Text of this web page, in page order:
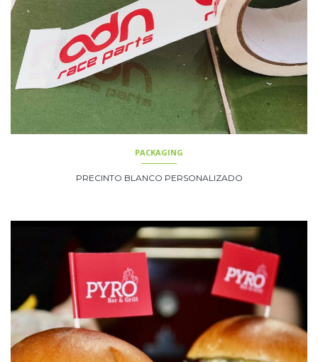
PACKAGING
PRECINTO BLANCO PERSONALIZADO